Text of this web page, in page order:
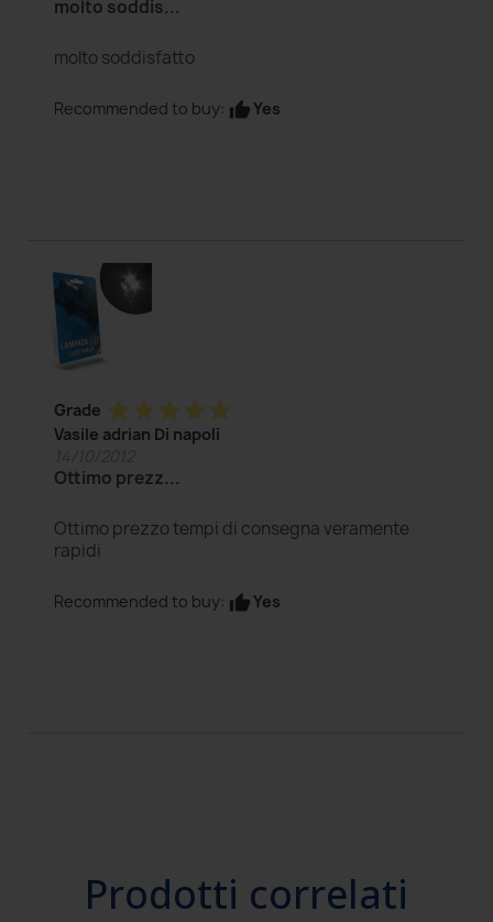
molto soddis...
molto soddisfatto
Recommended to buy: thumb_upYes
Grade star star star star star
Vasile adrian Di napoli
Ottimo prezz...
Ottimo prezzo tempi di consegna veramente
rapidi
Recommended to buy: thumb_upYes
Prodotti correlati